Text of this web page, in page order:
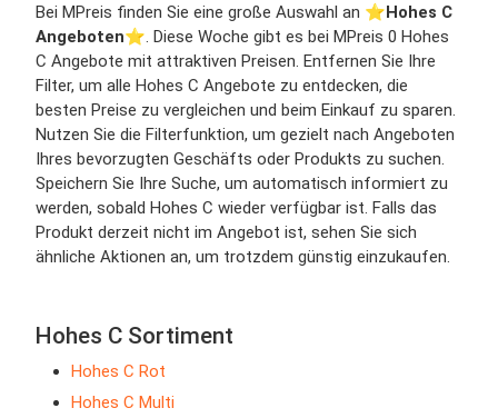
Bei MPreis finden Sie eine große Auswahl an ⭐️Hohes C
Angeboten⭐️. Diese Woche gibt es bei MPreis 0 Hohes
C Angebote mit attraktiven Preisen. Entfernen Sie Ihre
Filter, um alle Hohes C Angebote zu entdecken, die
besten Preise zu vergleichen und beim Einkauf zu sparen.
Nutzen Sie die Filterfunktion, um gezielt nach Angeboten
Ihres bevorzugten Geschäfts oder Produkts zu suchen.
Speichern Sie Ihre Suche, um automatisch informiert zu
werden, sobald Hohes C wieder verfügbar ist. Falls das
Produkt derzeit nicht im Angebot ist, sehen Sie sich
ähnliche Aktionen an, um trotzdem günstig einzukaufen.
Hohes C Sortiment
Hohes C Rot
Hohes C Multi